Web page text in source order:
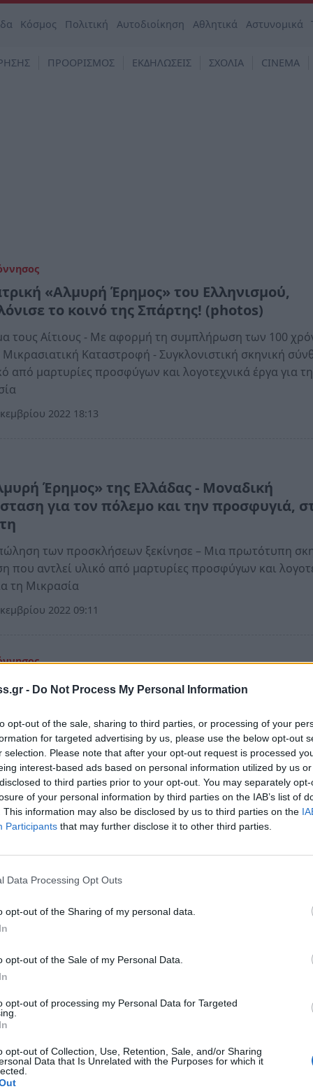
- Do Not Process My Personal Information
opt-out of the sale, sharing to third parties, or processing of your
for targeted advertising by us, please use the below opt-out
selection. Please note that after your opt-out request is processed
interest-based ads based on personal information utilized by us
to third parties prior to your opt-out. You may separately
of your personal information by third parties on the IAB’s list of
This information may also be disclosed by us to third parties on the
Participants that may further disclose it to other third parties.
Data Processing Opt Outs
opt-out of the Sharing of my personal data.
opt-out of the Sale of my Personal Data.
opt-out of processing my Personal Data for Targeted
opt-out of Collection, Use, Retention, Sale, and/or Sharing
Data that Is Unrelated with the Purposes for which it
Κόσμος Πολιτική Αυτοδιοίκηση Αθλητικά Αστυνομικά
ΠΡΟΟΡΙΣΜΟΣ ΕΚΔΗΛΩΣΕΙΣ ΣΧΟΛΙΑ CINEMA
«Αλμυρή Έρημος» του Ελληνισμού,
το κοινό της Σπάρτης! (photos)
τους Αίτιους - Με αφορμή τη συμπλήρωση των 100
Καταστροφή - Συγκλονιστική σκηνική
από μαρτυρίες προσφύγων και λογοτεχνικά έργα για τη
2022 18:13
Έρημος» της Ελλάδας - Μοναδική
για τον πόλεμο και την προσφυγιά,
των προσκλήσεων ξεκίνησε – Μια πρωτότυπη
που αντλεί υλικό από μαρτυρίες προσφύγων και
τη Μικρασία
2022 09:11
Ισμυρνιόγλου: Ένας Σπαρτιάτης βιολιστής
Αλμυρή Έρημο τής Ελλάδας, στη Μικρασία
που συγκινεί: «Αλμυρή Έρημος»· την Τετάρτη
σκηνή του Πνευματικού Κέντρου (ισόγειο
– Η προπώληση προσκλήσεων ξεκίνησε
2022 15:40
Ερωτήσεις κι απορίες για τη
της θεατρικής παράστασης “Αλμυρή Έρημος” – Την
στη Σπάρτη
2022 08:37
Έρημος» - Μια μοναδική παράσταση για
και την προσφυγιά, στη Σπάρτη